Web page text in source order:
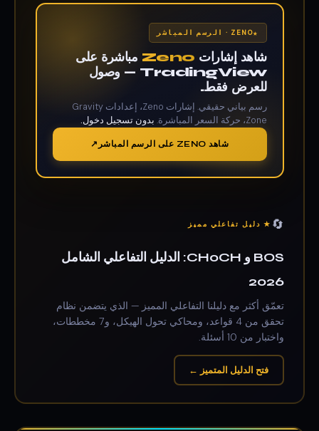
ZENO · الرسم المباشر
شاهد إشارات Zeno مباشرة على
TradingView — وصول
للعرض فقط.
رسم بياني حقيقي. إشارات Zeno، إعدادات Gravity
Zone، حركة السعر المباشرة.
بدون تسجيل دخول.
شاهد ZENO على الرسم المباشر
🔄 ★ دليل تفاعلي مميز
BOS و CHoCH: الدليل التفاعلي الشامل
2026
تعمّق أكثر مع دليلنا التفاعلي المميز — الذي يتضمن نظام
تحقق من 4 قواعد، ومحاكي تحول الهيكل، و7 مخططات،
واختبار من 10 أسئلة.
فتح الدليل المتميز ←